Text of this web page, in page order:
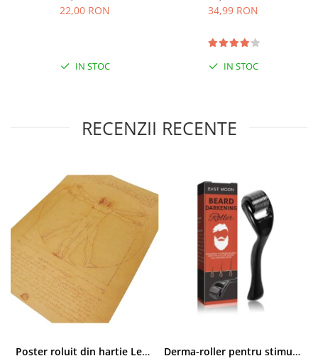
Protect
22,00 RON
IN STOC
34,99 RON
IN STOC
RECENZII RECENTE
Poster roluit din hartie Leonardo Da Vinci, Vitruvian Man, vintage, 51x35 cm Derma-roller pentru stimularea cresterii parului, scalp si barba, Beard Roller